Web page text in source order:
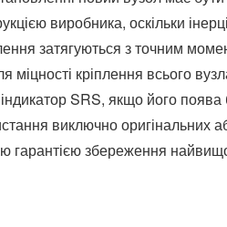
виробника, оскільки
затягуються з точним
кріплення всього
індикатор SRS, якщо його
виключно оригінальних
гарантією збереження